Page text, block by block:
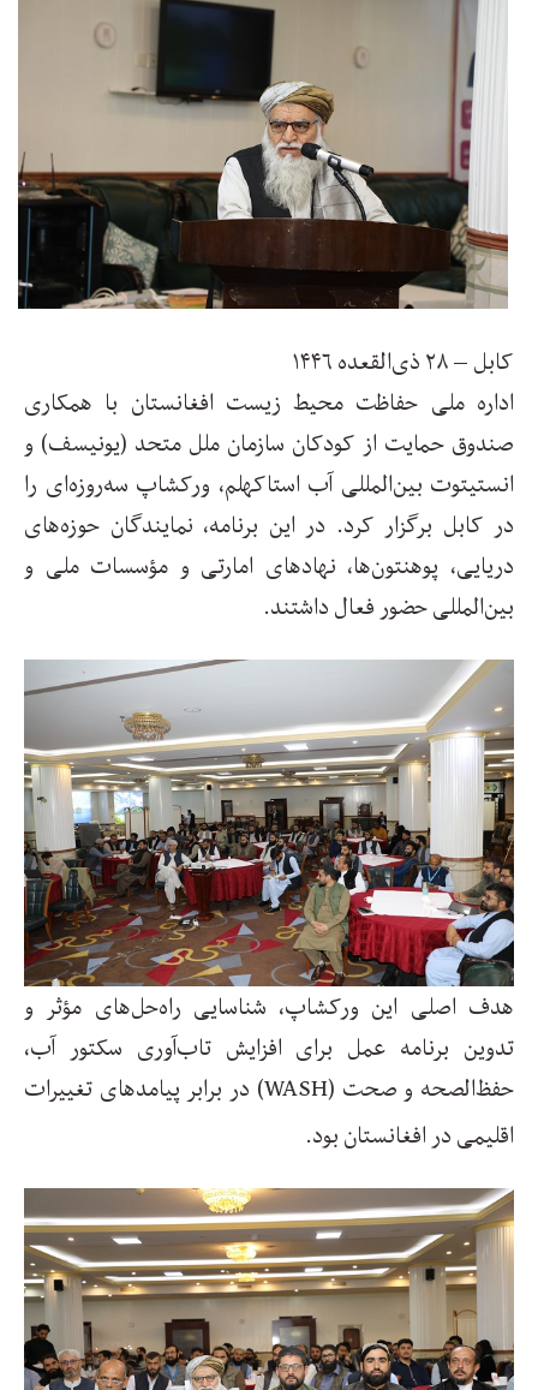
کابل –۲۸ذی‌القعده۱۴۴۶
اداره ملی حفاظت محیط زیست افغانستان با همکاری
صندوق حمایت از کودکان سازمان ملل متحد (یونیسف) و
انستیتوت بین‌المللی آب استاکهلم، ورکشاپ سه‌روزه‌ای را
در کابل برگزار کرد. در این برنامه، نمایندگان حوزه‌های
دریایی، پوهنتون‌ها، نهادهای امارتی و مؤسسات ملی و
بین‌المللی حضور فعال داشتند.
هدف اصلی این ورکشاپ، شناسایی راه‌حل‌های مؤثر و
تدوین برنامه عمل برای افزایش تاب‌آوری سکتور آب،
حفظ‌الصحه و صحت (WASH) در برابر پیامدهای تغییرات
اقلیمی در افغانستان بود.